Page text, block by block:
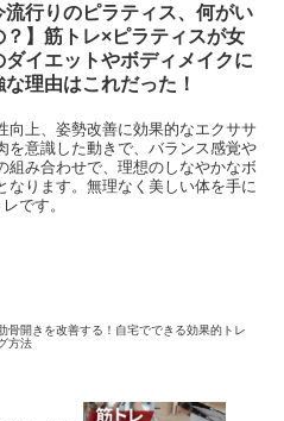
流行りのピラティス、何がい
？】筋トレ×ピラティスが女
ダイエットやボディメイクに
な理由はこれだった！
向上、姿勢改善に効果的なエクササ
を意識した動きで、バランス感覚や
組み合わせで、理想のしなやかなボ
なります。無理なく美しい体を手に
です。
骨開きを改善する！自宅でできる効果的トレ
方法